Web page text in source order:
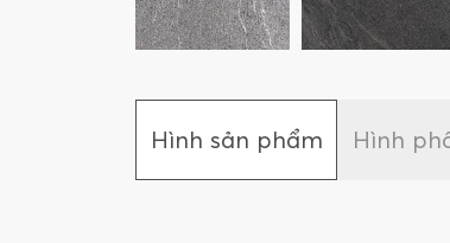
Hình sản phẩm Hình